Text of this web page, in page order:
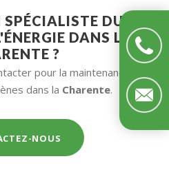
DU
DANS LA
?
pour la maintenance de
dans la Charente.
NOUS